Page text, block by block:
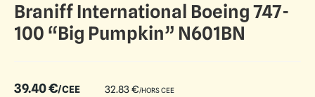
Braniff International Boeing 747-
100 “Big Pumpkin” N601BN
39.40€/CEE 32.83€/HORS CEE